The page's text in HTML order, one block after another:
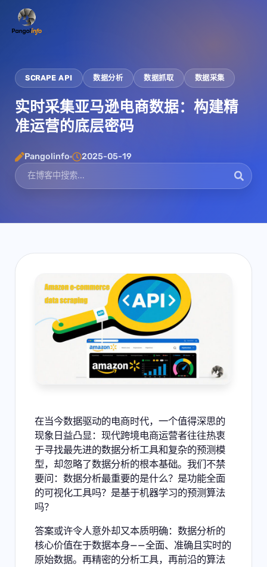
SCRAPE API 数据分析 数据抓取 数据采集
实时采集亚马逊电商数据：构建精
准运营的底层密码
Pangolinfo 2025-05-19
在当今数据驱动的电商时代，一个值得深思的
现象日益凸显：现代跨境电商运营者往往热衷
于寻找最先进的数据分析工具和复杂的预测模
型，却忽略了数据分析的根本基础。我们不禁
要问：数据分析最重要的是什么？是功能全面
的可视化工具吗？是基于机器学习的预测算法
吗？
答案或许令人意外却又本质明确：数据分析的
核心价值在于数据本身——全面、准确且实时的
原始数据。再精密的分析工具，再前沿的算法